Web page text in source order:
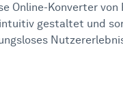
Online-Konverter von
gestaltet und